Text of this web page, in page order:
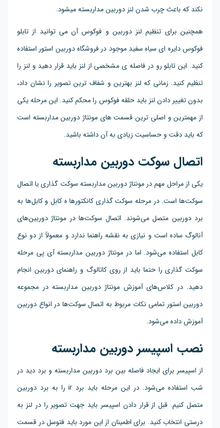
نکند که باعث چرب شدن لنز دوربین مداربسته میشود.
همچنین برای تنظیم لنز دوربین و فوکوس آن می توانید از تابلو
فوکوس دایره ای سیاه سفید موجود در فروشگاه دوربین استور استفاده
کنید. این تابلو رو در فاصله ی مشخصی از لنز باید قرار دهید و لنز را
تنظیم کنید. زمانی که لنز بهترین و شفاف ترین تصویر را نشان داد،
بدون تغییر دادن لنز باید حلقه فوکوس را محکم کنید. این مرحله یکی
از مهمترین و اصلی ترین قسمت های مونتاژ دوربین مداربسته است
که باید دقت و حساسیت زیادی به آن داشته باشید.
اتصال سوکت دوربین مداربسته
یکی از مراحل مهم در مونتاژ دوربین مداربسته سوکت گذاری یا اتصال
سوکت‌ها است. در مرحله سوکت گذاری کانکتورها ه کابل و کابل‌ها به
برد دوربین متصل می‌شوند. اتصال سوکت‌ها در مونتاژ دوربین‌های
آنالوگ ساده است و نیازی به نقشه راهنما ندارد و معمولاً از دو نوع
کابل استفاده می‌شود. اما در مونتاژ دوربین مداربسته آی پی مرحله
سوکت گذاری را حتما باید از روی کاتالوگ و راهنمای دوربین انجام
دهید. در کلاس‌های آموزش مونتاژ دوربین مداربسته در مجموعه
دوربین استور تمامی نکات مربوط به اتصال سوکت‌ها در انواع دوربین
آموزش داده می‌شود.
نصب اسپیسر دوربین مداربسته
از اسپیسر برای ایجاد فاصله بین برد دوربین مداربسته و برد دید در
شب استفاده می‌شود. در این مرحله باید برد ir را به برد دوربین
متصل کنیم. قبل از قرار دادن اسپیسر باید جهت تصویر را در لنز به
درستی انتخاب کنید. برای اطمینان از این مورد باید فتوسل در قسمت